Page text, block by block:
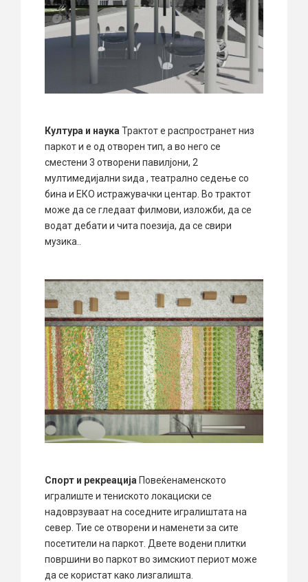
Култура и наука Трактот е распространет низ
паркот и е од отворен тип, а во него се
сместени 3 отворени павилјони, 2
мултимедијални ѕида , театрално седење со
бина и ЕКО истражувачки центар. Во трактот
може да се гледаат филмови, изложби, да се
водат дебати и чита поезија, да се свири
музика..
Спорт и рекреација Повеќенаменското
игралиште и тениското локациски се
надоврзуваат на соседните игралиштата на
север. Тие се отворени и наменети за сите
посетители на паркот. Двете водени плитки
површини во паркот во зимскиот периот може
да се користат како лизгалишта.